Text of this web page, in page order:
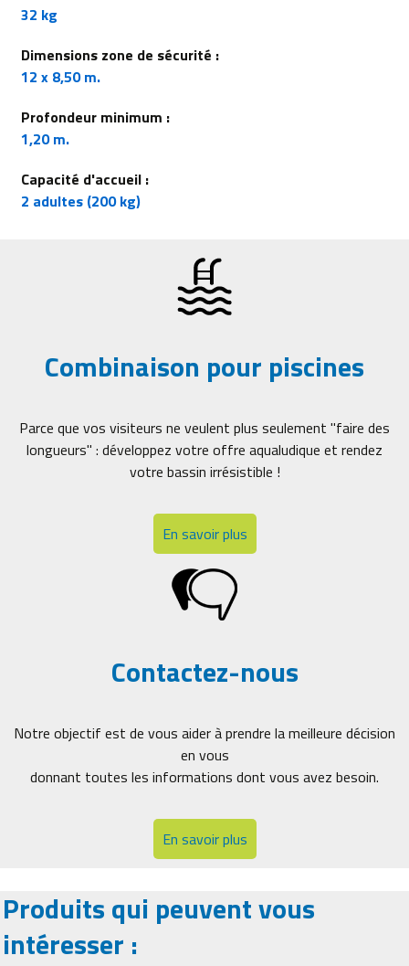
32 kg
Dimensions zone de sécurité :
12 x 8,50 m.
Profondeur minimum :
1,20 m.
Capacité d'accueil :
2 adultes (200 kg)
Combinaison pour piscines
Parce que vos visiteurs ne veulent plus seulement "faire des
longueurs" : développez votre offre aqualudique et rendez
votre bassin irrésistible !
En savoir plus
Contactez-nous
Notre objectif est de vous aider à prendre la meilleure décision
en vous
donnant toutes les informations dont vous avez besoin.
En savoir plus
Produits qui peuvent vous
intéresser :